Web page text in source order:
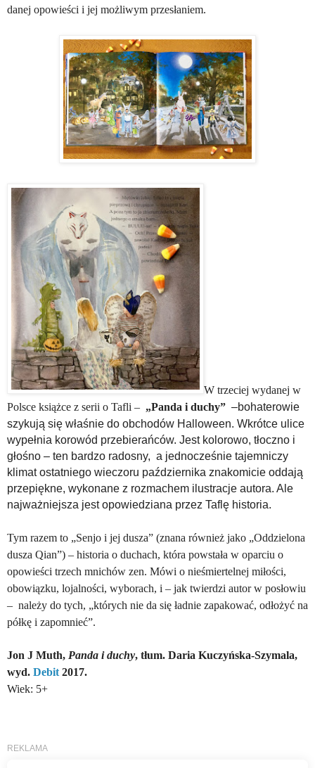
danej opowieści i jej możliwym przesłaniem.
W trzeciej wydanej w
Polsce książce z serii o Tafli – „Panda i duchy” –bohaterowie
szykują się właśnie do obchodów Halloween. Wkrótce ulice
wypełnia korowód przebierańców. Jest kolorowo, tłoczno i
głośno – ten bardzo radosny, a jednocześnie tajemniczy
klimat ostatniego wieczoru października znakomicie oddają
przepiękne, wykonane z rozmachem ilustracje autora. Ale
najważniejsza jest opowiedziana przez Taflę historia.
Tym razem to „Senjo i jej dusza” (znana również jako „Oddzielona
dusza Qian”) – historia o duchach, która powstała w oparciu o
opowieści trzech mnichów zen. Mówi o nieśmiertelnej miłości,
obowiązku, lojalności, wyborach, i – jak twierdzi autor w posłowiu
– należy do tych, „których nie da się ładnie zapakować, odłożyć na
półkę i zapomnieć”.
Jon J Muth, Panda i duchy, tłum. Daria Kuczyńska-Szymala,
wyd. Debit 2017.
Wiek: 5+